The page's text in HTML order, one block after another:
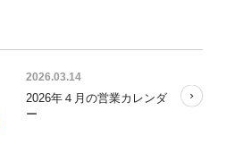
2026.03.14
2026年４月の営業カレンダ
ー